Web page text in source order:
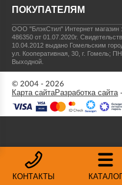
КОНТАКТЫ
ПОКУПАТЕЛЯМ
ООО "БлэкСтил" Интернет
486350 от 01.07.2020г.
10.04.2012 выдано Гомельским
ул. Кооперативная, 30, г. Гомель;
Выходной.
© 2004 - 2026
Карта сайтаРазработка сайта-